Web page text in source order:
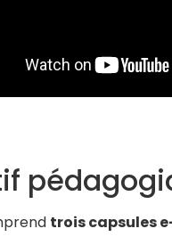
trois capsules